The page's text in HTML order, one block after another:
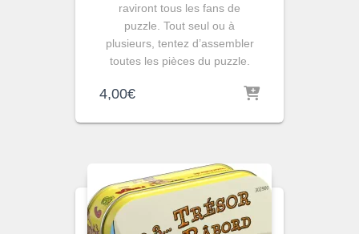
raviront tous les fans de
puzzle. Tout seul ou à
plusieurs, tentez d’assembler
toutes les pièces du puzzle.
4,00€